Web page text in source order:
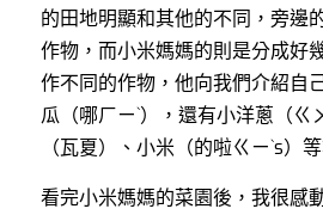
的田地明顯和其他的不同，旁邊
作物，而小米媽媽的則是分成好
作不同的作物，他向我們介紹自
瓜（哪ㄏㄧˋ），還有小洋蔥（ㄍ
（瓦夏）、小米（的啦ㄍㄧˋs）
看完小米媽媽的菜園後，我很感